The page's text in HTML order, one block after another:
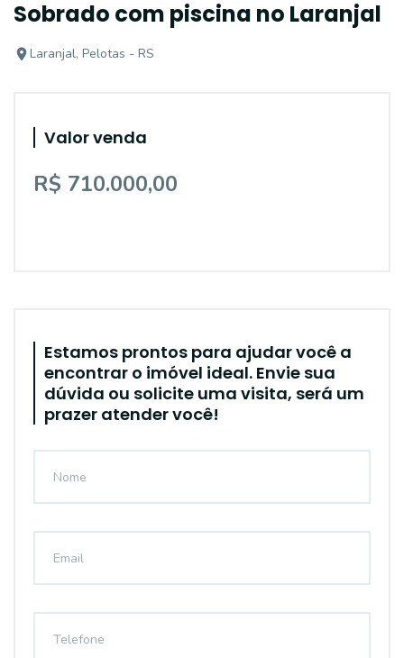
Sobrado com piscina no Laranjal
Laranjal, Pelotas - RS
Valor venda
R$ 710.000,00
Estamos prontos para ajudar você a
encontrar o imóvel ideal. Envie sua
dúvida ou solicite uma visita, será um
prazer atender você!